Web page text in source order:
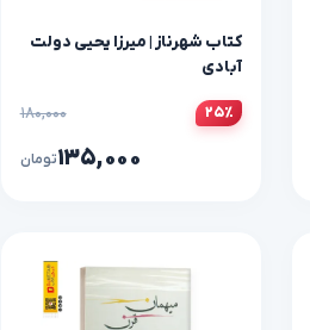
کتاب شهرناز | میرزا یحیی دولت
آبادی
۲۵٪ ۱۸۰,۰۰۰
۱۳۵,۰۰۰تومان